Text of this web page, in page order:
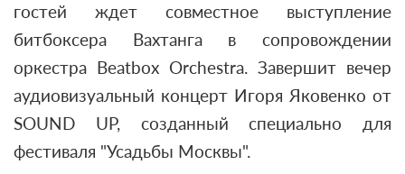
гостей ждет совместное выступление
битбоксера Вахтанга в сопровождении
оркестра Beatbox Orchestra. Завершит вечер
аудиовизуальный концерт Игоря Яковенко от
SOUND UP, созданный специально для
фестиваля "Усадьбы Москвы".